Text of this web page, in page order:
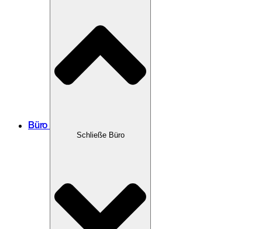
Büro
Schließe Büro